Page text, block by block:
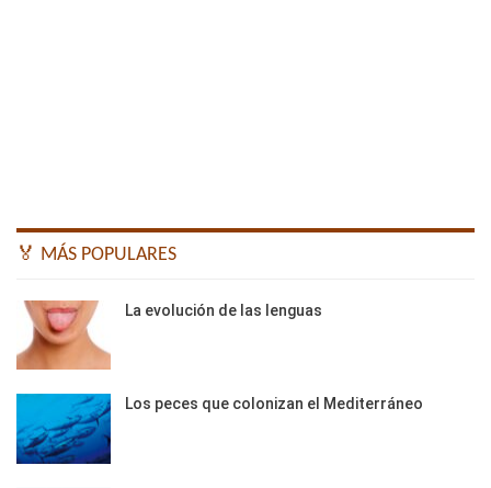
🏅 MÁS POPULARES
La evolución de las lenguas
Los peces que colonizan el Mediterráneo